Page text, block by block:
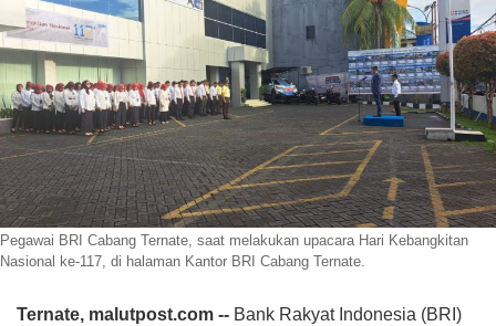
Pegawai BRI Cabang Ternate, saat melakukan upacara Hari Kebangkitan
Nasional ke-117, di halaman Kantor BRI Cabang Ternate.
Ternate, malutpost.com -- Bank Rakyat Indonesia (BRI)